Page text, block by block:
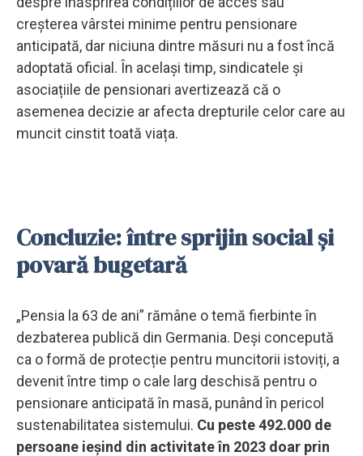
creșterea vârstei minime pentru pensionare
anticipată, dar niciuna dintre măsuri nu a fost încă
adoptată oficial. În același timp, sindicatele și
asociațiile de pensionari avertizează că o
asemenea decizie ar afecta drepturile celor care au
muncit cinstit toată viața.
Concluzie: între sprijin social și
povară bugetară
„Pensia la 63 de ani” rămâne o temă fierbinte în
dezbaterea publică din Germania. Deși concepută
ca o formă de protecție pentru muncitorii istoviți, a
devenit între timp o cale larg deschisă pentru o
pensionare anticipată în masă, punând în pericol
sustenabilitatea sistemului. Cu peste 492.000 de
persoane ieșind din activitate în 2023 doar prin